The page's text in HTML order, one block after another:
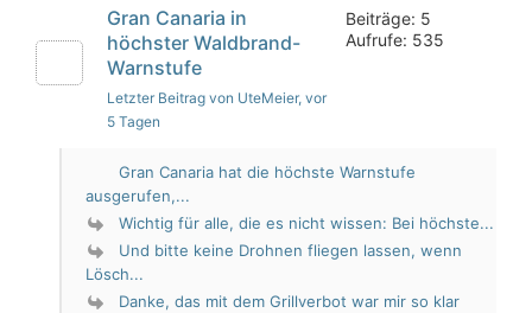
Gran Canaria in
höchster Waldbrand-
Warnstufe
Letzter Beitrag von UteMeier, vor
5 Tagen
Beiträge: 5
Aufrufe: 535
Gran Canaria hat die höchste Warnstufe
ausgerufen,...
Wichtig für alle, die es nicht wissen: Bei höchste...
Und bitte keine Drohnen fliegen lassen, wenn
Lösch...
Danke, das mit dem Grillverbot war mir so klar